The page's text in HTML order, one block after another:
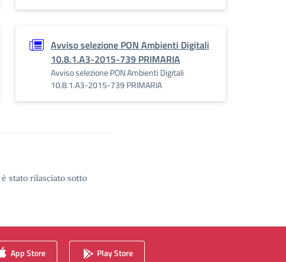
Avviso selezione PON Ambienti Digitali
10.8.1.A3-2015-739 PRIMARIA
Avviso selezione PON Ambienti Digitali
10.8.1.A3-2015-739 PRIMARIA
stato rilasciato sotto
App Store Play Store